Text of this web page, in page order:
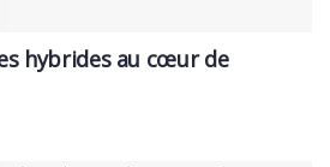
hybrides au cœur de